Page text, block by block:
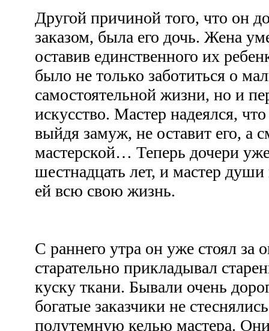
Другой причиной того, что он
заказом, была его дочь. Жена
оставив единственного их
было не только заботиться о
самостоятельной жизни, но и
искусство. Мастер надеялся,
выйдя замуж, не оставит его, а
мастерской… Теперь дочери
шестнадцать лет, и мастер
ей всю свою жизнь.
С раннего утра он уже стоял за
старательно прикладывал
куску ткани. Бывали очень
богатые заказчики не
полутемную келью мастера.